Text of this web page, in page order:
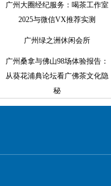
广州大圈经纪服务：喝茶工作室
2025与微信VX推荐实测
广州绿之洲休闲会所
广州桑拿与佛山98场体验报告：
从葵花浦典论坛看广佛茶文化隐
秘